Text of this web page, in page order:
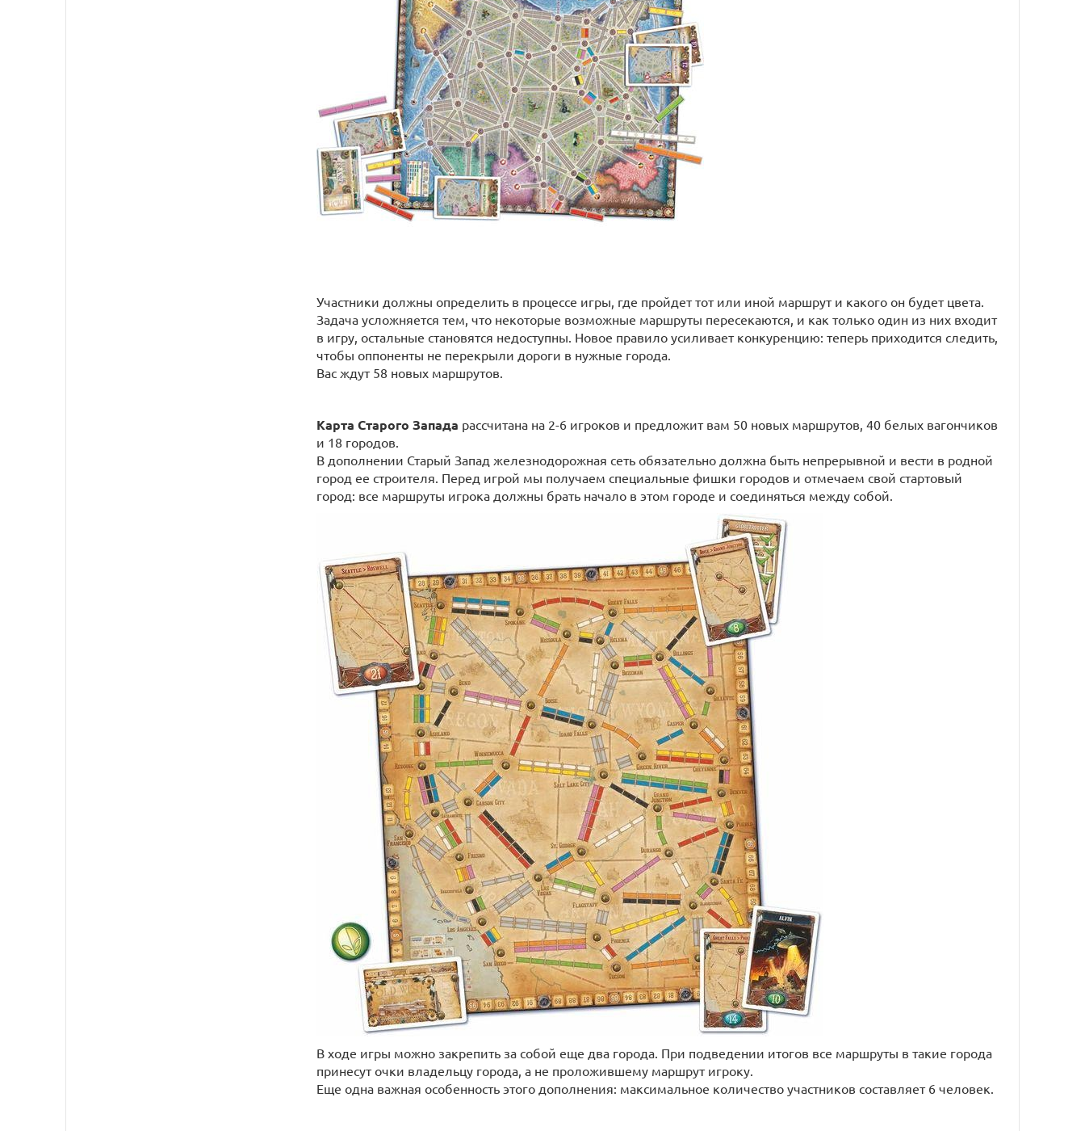
Участники должны определить в процессе игры, где пройдет тот или иной маршрут и какого он будет цвета.
Задача усложняется тем, что некоторые возможные маршруты пересекаются, и как только один из них входит
в игру, остальные становятся недоступны. Новое правило усиливает конкуренцию: теперь приходится следить,
чтобы оппоненты не перекрыли дороги в нужные города.
Вас ждут 58 новых маршрутов.
Карта Старого Запада рассчитана на 2-6 игроков и предложит вам 50 новых маршрутов, 40 белых вагончиков
и 18 городов.
В дополнении Старый Запад железнодорожная сеть обязательно должна быть непрерывной и вести в родной
город ее строителя. Перед игрой мы получаем специальные фишки городов и отмечаем свой стартовый
город: все маршруты игрока должны брать начало в этом городе и соединяться между собой.
В ходе игры можно закрепить за собой еще два города. При подведении итогов все маршруты в такие города
принесут очки владельцу города, а не проложившему маршрут игроку.
Еще одна важная особенность этого дополнения: максимальное количество участников составляет 6 человек.